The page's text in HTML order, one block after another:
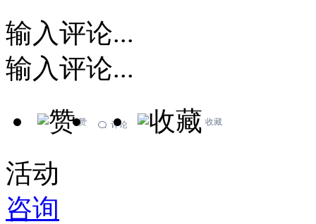
输入评论...
输入评论...
赞 评论 收藏
活动
咨询